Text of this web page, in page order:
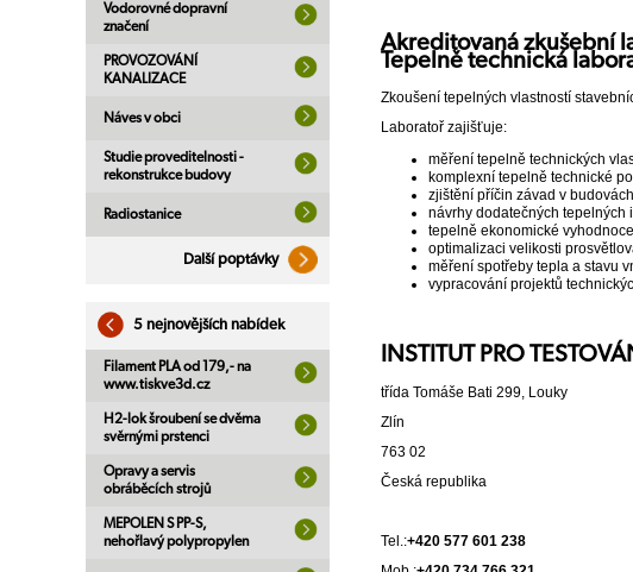
Vodorovné dopravní
značení
PROVOZOVÁNÍ
KANALIZACE
Náves v obci
Studie proveditelnosti -
rekonstrukce budovy
Radiostanice
Další poptávky
5 nejnovějších nabídek
Filament PLA od 179,- na
www.tiskve3d.cz
H2-lok šroubení se dvěma
svěrnými prstenci
Opravy a servis
obráběcích strojů
MEPOLEN S PP-S,
nehořlavý polypropylen
Akreditovaná zkušební
Tepelně technická
Zkoušení tepelných vlastností
Laboratoř zajišťuje:
měření tepelně technických
komplexní tepelně technické
zjištění příčin závad v
návrhy dodatečných tepelných
tepelně ekonomické
optimalizaci velikosti
měření spotřeby tepla a stavu
vypracování projektů
INSTITUT PRO
třída Tomáše Bati 299, Louky
Zlín
763 02
Česká republika
Tel.:+420 577 601 238